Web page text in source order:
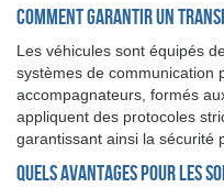
Comment garantir un
Les véhicules sont équipés
systèmes de communication
accompagnateurs, formés
appliquent des protocoles
garantissant ainsi la sécurité
Quels avantages pour les